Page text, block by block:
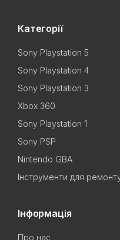
Категорії
Sony Playstation 5
Sony Playstation 4
Sony Playstation 3
Xbox 360
Sony Playstation 1
Sony PSP
Nintendo GBA
Інструменти для
Інформація
Про нас